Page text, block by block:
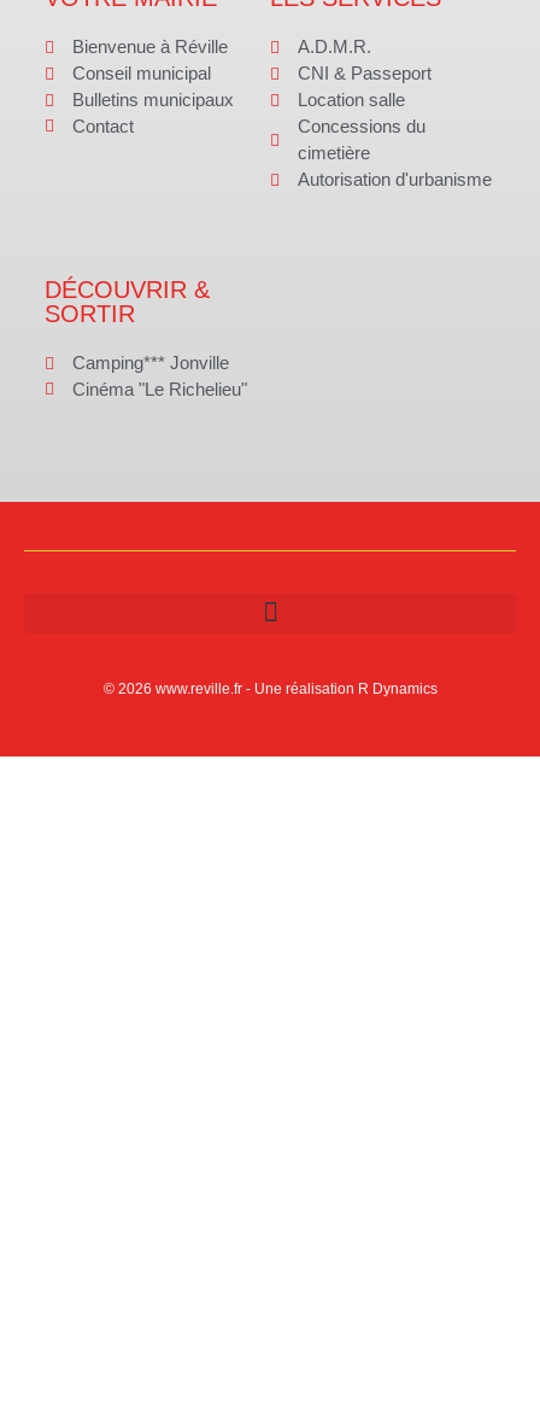
Bienvenue à Réville
Conseil municipal
Bulletins municipaux
Contact
A.D.M.R.
CNI & Passeport
Location salle
Concessions du
cimetière
Autorisation d'urbanisme
DÉCOUVRIR &
SORTIR
Camping*** Jonville
Cinéma "Le Richelieu"
© 2026 www.reville.fr - Une réalisation R Dynamics